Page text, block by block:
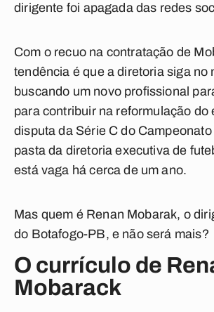
dirigente foi apagada das redes
Com o recuo na contratação de
tendência é que a diretoria siga no
buscando um novo profissional
para contribuir na reformulação do
disputa da Série C do
pasta da diretoria executiva de
está vaga há cerca de um ano.
Mas quem é Renan Mobarak, o
do Botafogo-PB, e não será mais?
O currículo de
Mobarack